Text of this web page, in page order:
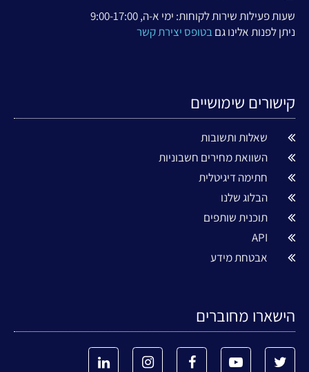
שעות פעילות שירות לקוחות: ימי א-ה, 9:00-17:00
ניתן לפנות אלינו גםבטופס יצירת קשר
קישורים שימושיים
שאלות ותשובות
השוואת מחירים חשבוניות
חתימה דיגיטלית
הבלוג שלנו
תוכנית שותפים
API
אבטחת מידע
הישארו מחוברים